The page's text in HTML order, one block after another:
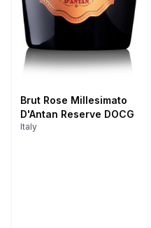
Brut Rose Millesimato
D'Antan Reserve DOCG
Italy